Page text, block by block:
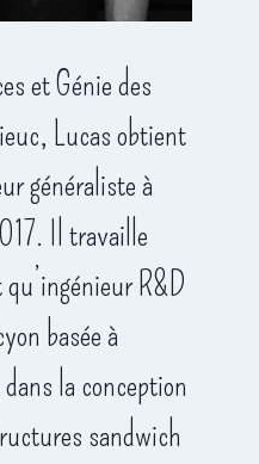
et Génie des
Lucas obtient
généraliste à
Il travaille
R&D
basée à
la conception
sandwich